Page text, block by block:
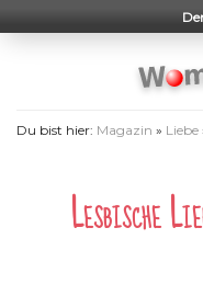
to
Du bist hier: Magazin » Liebe
Lesbische